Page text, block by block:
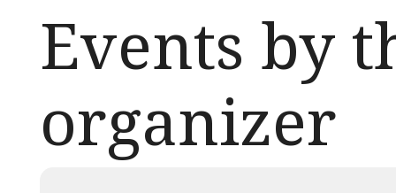
Events by
organizer